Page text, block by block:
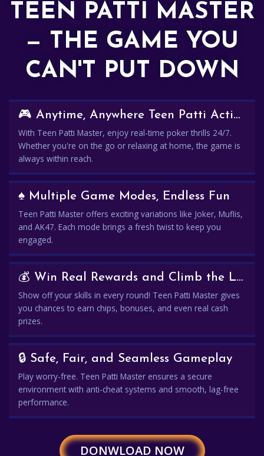
TEEN PATTI MASTER
— THE GAME YOU
CAN'T PUT DOWN
🎮 Anytime, Anywhere Teen Patti Action
With Teen Patti Master, enjoy real-time poker thrills 24/7.
Whether you're on the go or relaxing at home, the game is
always within reach.
♠️ Multiple Game Modes, Endless Fun
Teen Patti Master offers exciting variations like Joker, Muflis,
and AK47. Each mode brings a fresh twist to keep you
engaged.
💰 Win Real Rewards and Climb the Leaderboard
Show off your skills in every round! Teen Patti Master gives
you chances to earn chips, bonuses, and even real cash
prizes.
🔒 Safe, Fair, and Seamless Gameplay
Play worry-free. Teen Patti Master ensures a secure
environment with anti-cheat systems and smooth, lag-free
performance.
DONWLOAD NOW